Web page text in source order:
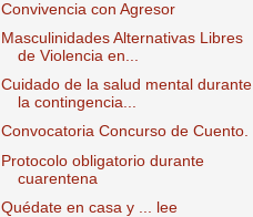
Convivencia con Agresor
Masculinidades Alternativas Libres
de Violencia en...
Cuidado de la salud mental durante
la contingencia...
Convocatoria Concurso de Cuento.
Protocolo obligatorio durante
cuarentena
Quédate en casa y ... lee